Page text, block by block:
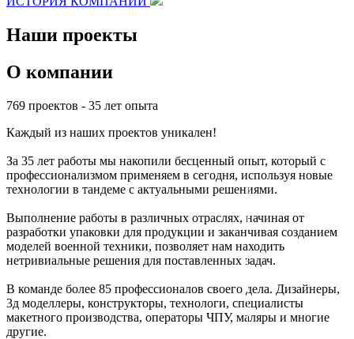
Наши проекты
О компании
769 проектов - 35 лет опыта
Каждый из наших проектов уникален!
За 35 лет работы мы накопили бесценный опыт, который с
профессионализмом применяем в сегодня, используя новые
технологии в тандеме с актуальными решениями.
Выполнение работы в различных отраслях, начиная от
разработки упаковки для продукции и заканчивая созданием
моделей военной техники, позволяет нам находить
нетривиальные решения для поставленных задач.
В команде более 85 профессионалов своего дела. Дизайнеры,
3д моделлеры, конструкторы, технологи, специалисты
макетного производства, операторы ЧПУ, маляры и многие
другие.